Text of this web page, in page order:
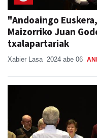
"Andoaingo
Maizorriko Juan
txalapartariak
Xabier Lasa 2024 abe 06